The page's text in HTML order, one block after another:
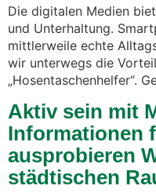
Die digitalen Medien
und Unterhaltung.
mittlerweile echte
wir unterwegs die
„Hosentaschenhelfer“.
Aktiv sein mit
Informationen
ausprobieren
städtischen